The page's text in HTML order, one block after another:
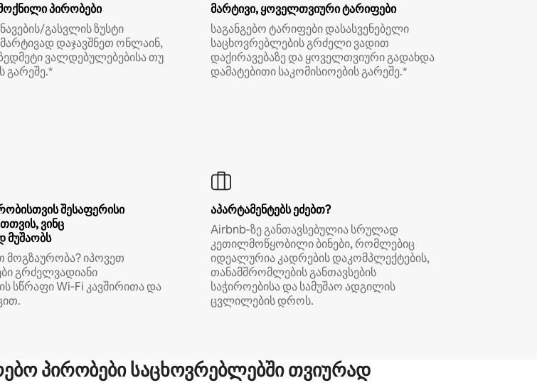
პირობები
გასვლის ზუსტი
დაჯავშნეთ ონლაინ,
ვალდებულებებისა თუ
გარეშე.*
მარტივი, ყოველთვიური ტარიფები
საგანგებო ტარიფები დასასვენებელი
საცხოვრებლების გრძელი ვადით
დაქირავებაზე და ყოველთვიური გადახდა
დამატებითი საკომისიოების გარეშე.*
შესაფერისი
ვინც
მუშაობს
მოგზაურობა? იპოვეთ
გრძელვადიანი
სწრაფი Wi‑Fi კავშირითა და
აპარტამენტებს ეძებთ?
Airbnb‑ზე განთავსებულია სრულად
კეთილმოწყობილი ბინები, რომლებიც
იდეალურია კადრების დაკომპლექტების,
თანამშრომლების განთავსების
საჭიროებისა და სამუშაო ადგილის
ცვლილების დროს.
პირობები საცხოვრებლებში თვიურად